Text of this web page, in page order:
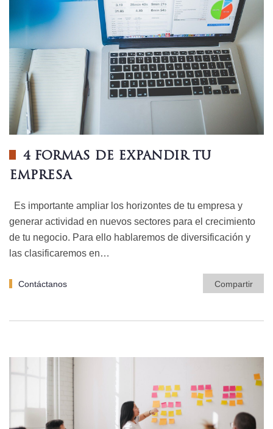
4 FORMAS DE EXPANDIR TU
EMPRESA
Es importante ampliar los horizontes de tu empresa y
generar actividad en nuevos sectores para el crecimiento
de tu negocio. Para ello hablaremos de diversificación y
las clasificaremos en…
Contáctanos Compartir